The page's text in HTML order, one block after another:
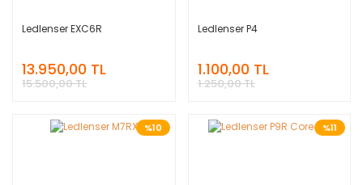
Ledlenser EXC6R
13.950,00 TL
15.500,00 TL
Ledlenser P4
1.100,00 TL
1.250,00 TL
%10 %11